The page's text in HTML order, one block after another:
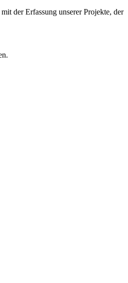
der Erfassung unserer Projekte, der